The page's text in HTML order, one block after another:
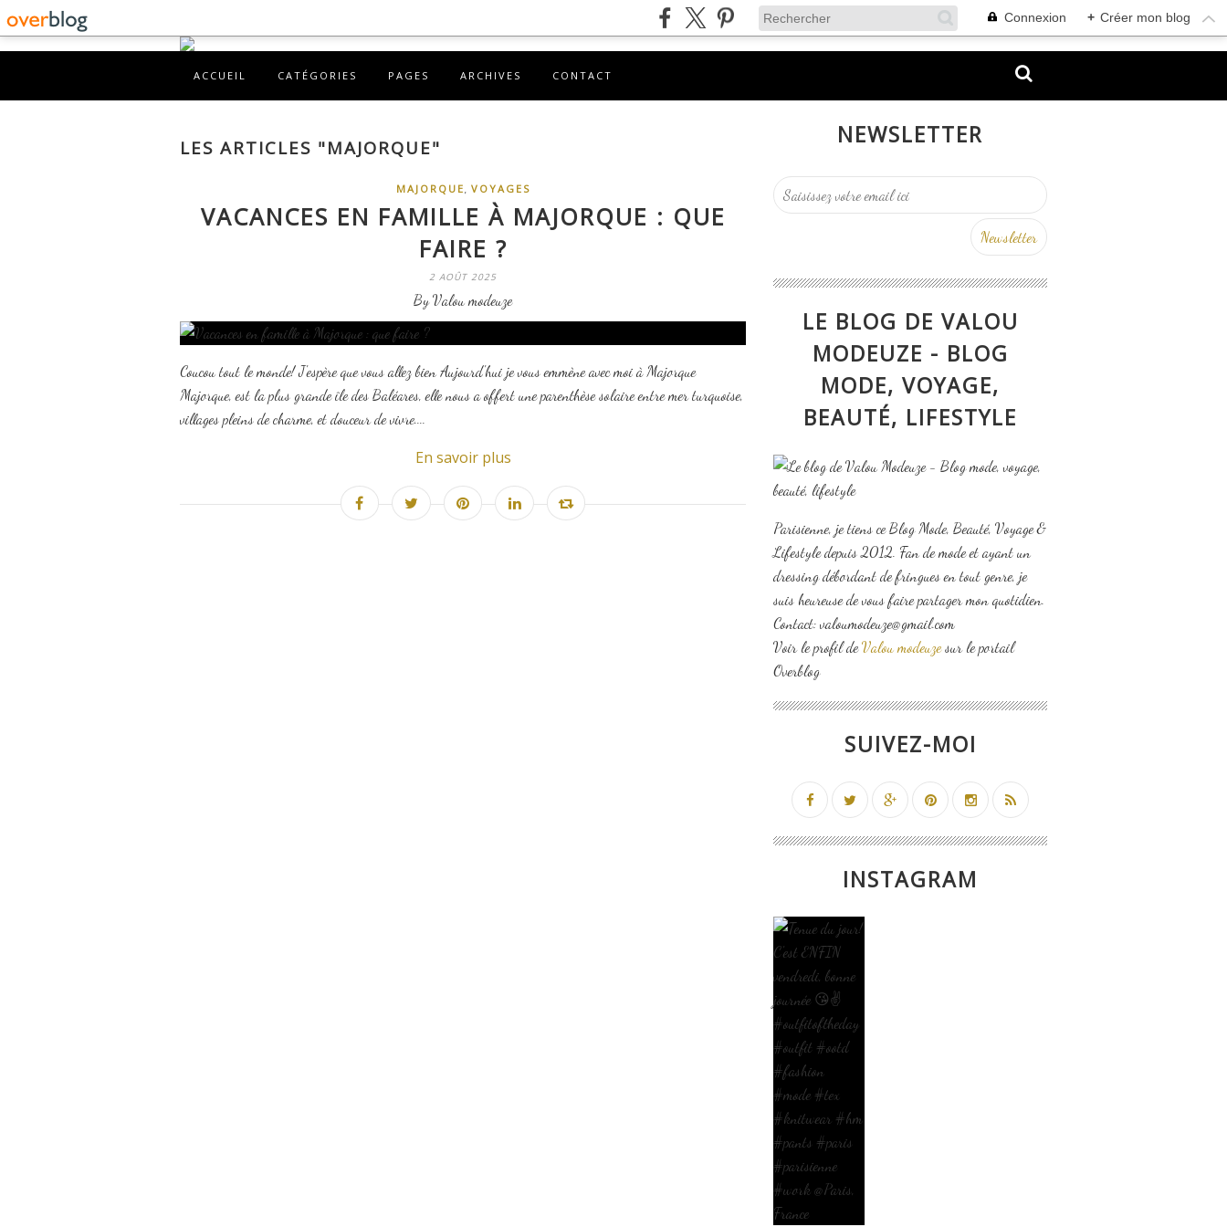
Connexion + Créer mon blog
ACCUEIL CATÉGORIES PAGES ARCHIVES CONTACT
LES ARTICLES "MAJORQUE"
MAJORQUE, VOYAGES
VACANCES EN FAMILLE À MAJORQUE : QUE
FAIRE ?
2 AOÛT 2025
By Valou modeuze
Coucou tout le monde! J'espère que vous allez bien Aujourd'hui je vous emmène avec moi à Majorque
Majorque, est la plus grande île des Baléares, elle nous a offert une parenthèse solaire entre mer turquoise,
villages pleins de charme, et douceur de vivre....
En savoir plus
NEWSLETTER
LE BLOG DE VALOU
MODEUZE - BLOG
MODE, VOYAGE,
BEAUTÉ, LIFESTYLE
Parisienne, je tiens ce Blog Mode, Beauté, Voyage &
Lifestyle depuis 2012. Fan de mode et ayant un
dressing débordant de fringues en tout genre, je
suis heureuse de vous faire partager mon quotidien.
Contact: valoumodeuze@gmail.com
Voir le profil deValou modeuzesur le portail
Overblog
SUIVEZ-MOI
INSTAGRAM